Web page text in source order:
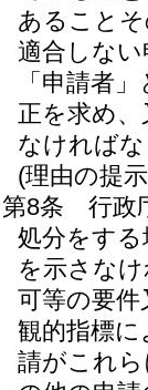
あること
適合しな
「申請者
正を求め
なければ
(理由の提
第8条
行政
処分をす
を示さな
可等の要
観的指標
請がこれ